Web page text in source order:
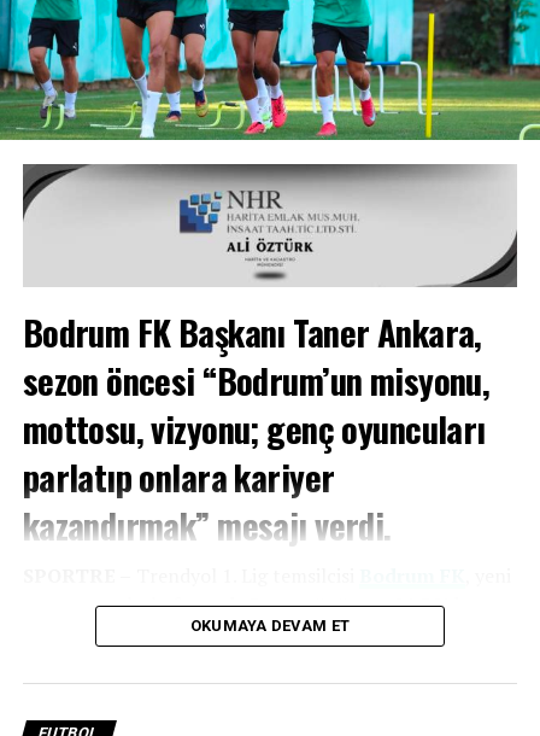
Bodrum FK Başkanı Taner Ankara,
sezon öncesi “Bodrum’un misyonu,
mottosu, vizyonu; genç oyuncuları
parlatıp onlara kariyer
kazandırmak” mesajı verdi.
sezonun açılış haftasında Pazar günü saat 21.30’da
evinde Bursaspor ile karşı karşıya gelecek. Sezonun ilk
hızıyla devam ediyor.
OKUMAYA DEVAM ET